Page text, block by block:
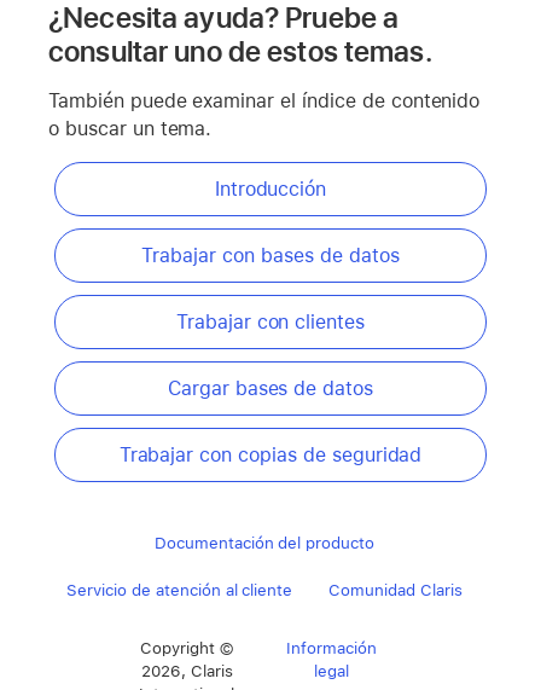
¿Necesita ayuda? Pruebe a
consultar uno de estos temas.
También puede examinar el índice de contenido
o buscar un tema.
Introducción
Trabajar con bases de datos
Trabajar con clientes
Cargar bases de datos
Trabajar con copias de seguridad
Documentación del producto
Servicio de atención al cliente Comunidad Claris
Copyright ©
2026, Claris
Información
legal